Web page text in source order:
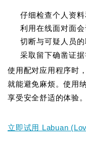
仔细检查个人资料
利用在线面对面会
切断与可疑人员
采取留下确凿证据
使用配对应用程序时
就能避免麻烦。使用
享受安全舒适的体验。
立即试用 Labuan